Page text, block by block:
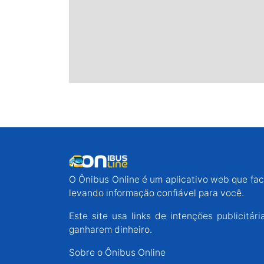
O Ônibus Online é um aplicativo web que
levando informação confiável para você.
Este site usa links de intenções
ganharem dinheiro.
Sobre o Ônibus Online